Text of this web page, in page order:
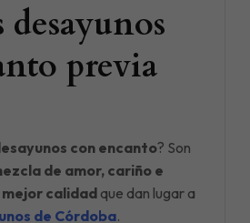
previa
con encanto? Son
de amor, cariño e
calidad que dan lugar a
de Córdoba.